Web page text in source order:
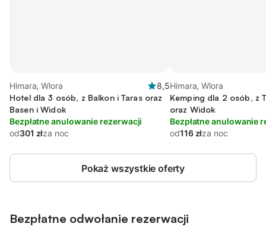
Himara, Wlora
8,5
Hotel dla 3 osób, z Balkon i Taras oraz
Basen i Widok
Bezpłatne anulowanie rezerwacji
od301 złza noc
Himara, Wlora
Kemping dla 2 osób, z
oraz Widok
Bezpłatne anulowanie
od116 złza noc
Pokaż wszystkie oferty
Bezpłatne odwołanie rezerwacji